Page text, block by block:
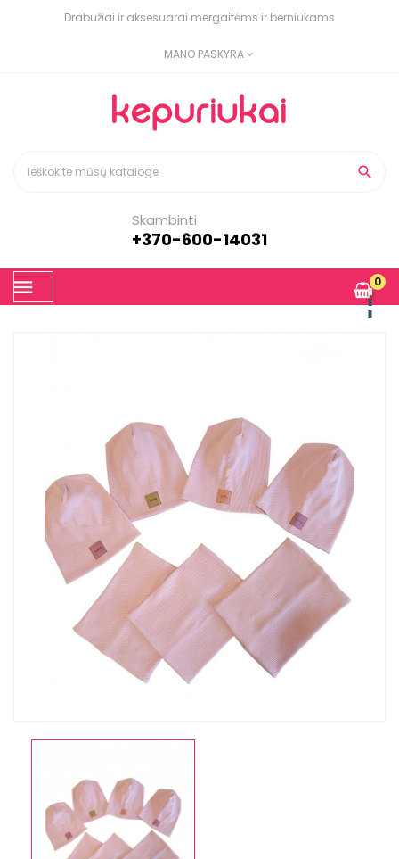
Drabužiai ir aksesuarai mergaitėms ir berniukams
MANO PASKYRA

Skambinti
+370-600-14031
Toggle
navigation
0